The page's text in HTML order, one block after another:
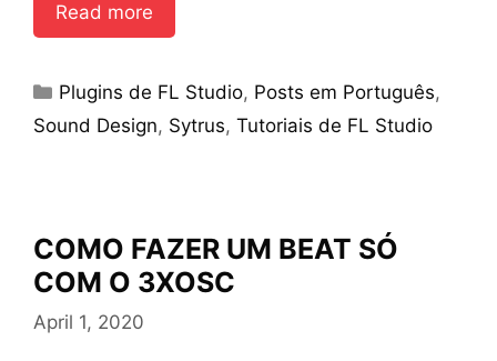
Read more
Categories
Plugins de FL Studio, Posts em Português,
Sound Design, Sytrus, Tutoriais de FL Studio
COMO FAZER UM BEAT SÓ
COM O 3XOSC
April 1, 2020